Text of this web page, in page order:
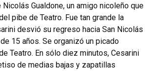
Gualdone, un amigo nicoleño que
pibe de Teatro. Fue tan grande la
desvió su regreso hacia San Nicolás
15 años. Se organizó un picado
Teatro. En sólo diez minutos, Cesarini
de medias bajas y zapatillas